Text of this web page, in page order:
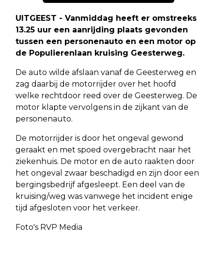
UITGEEST - Vanmiddag heeft er omstreeks
13.25 uur een aanrijding plaats gevonden
tussen een personenauto en een motor op
de Populierenlaan kruising Geesterweg.
De auto wilde afslaan vanaf de Geesterweg en
zag daarbij de motorrijder over het hoofd
welke rechtdoor reed over de Geesterweg. De
motor klapte vervolgens in de zijkant van de
personenauto.
De motorrijder is door het ongeval gewond
geraakt en met spoed overgebracht naar het
ziekenhuis. De motor en de auto raakten door
het ongeval zwaar beschadigd en zijn door een
bergingsbedrijf afgesleept. Een deel van de
kruising/weg was vanwege het incident enige
tijd afgesloten voor het verkeer.
Foto's RVP Media